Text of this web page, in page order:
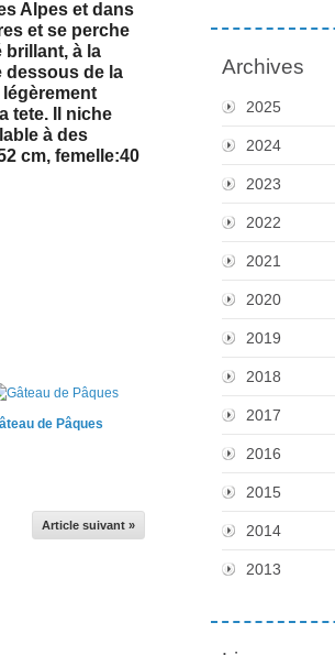
Alpes et dans
et se perche
brillant, à la
dessous de la
tete. Il niche
à des
cm, femelle:40
de Pâques
Article suivant »
Archives
2025
2024
2023
2022
2021
2020
2019
2018
2017
2016
2015
2014
2013